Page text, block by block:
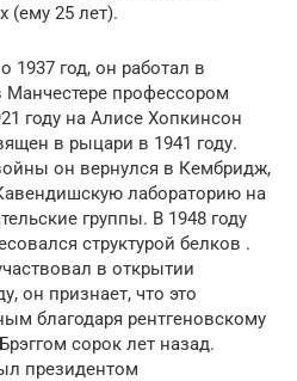
(ему 25 лет).
1937 год, он работал в
Манчестере профессором
году на Алисе Хопкинсон
в рыцари в 1941 году.
он вернулся в Кембридж,
лабораторию на
группы. В 1948 году
структурой белков .
в открытии
он признает, что это
благодаря рентгеновскому
сорок лет назад.
президентом